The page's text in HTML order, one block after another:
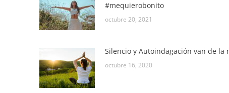
#mequierobonito
octubre 20, 2021
Silencio y Autoindagación van de la
octubre 16, 2020